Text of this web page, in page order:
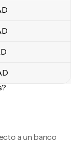
a un banco